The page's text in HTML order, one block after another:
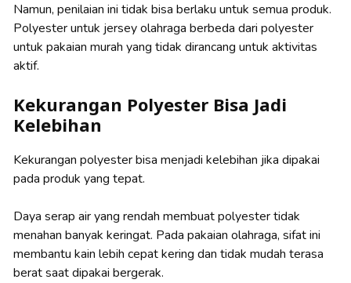
Namun, penilaian ini tidak bisa berlaku untuk semua produk.
Polyester untuk jersey olahraga berbeda dari polyester
untuk pakaian murah yang tidak dirancang untuk aktivitas
aktif.
Kekurangan Polyester Bisa Jadi
Kelebihan
Kekurangan polyester bisa menjadi kelebihan jika dipakai
pada produk yang tepat.
Daya serap air yang rendah membuat polyester tidak
menahan banyak keringat. Pada pakaian olahraga, sifat ini
membantu kain lebih cepat kering dan tidak mudah terasa
berat saat dipakai bergerak.